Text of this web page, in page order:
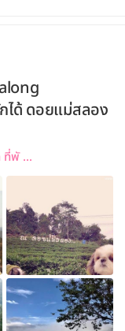
ด้ ดอยแม่สลอง
ที่พั ...